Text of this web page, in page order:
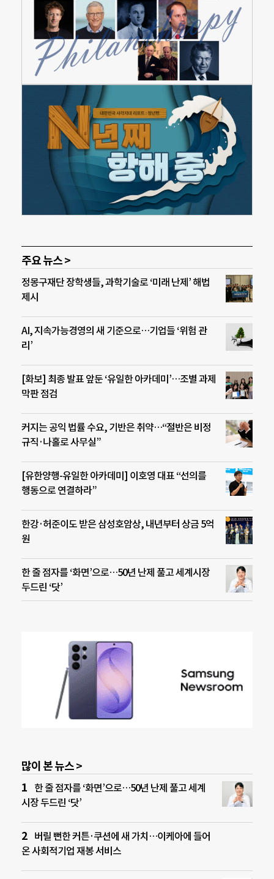
주요 뉴스 >
정몽구재단 장학생들, 과학기술로 ‘미래 난제’ 해법
제시
AI, 지속가능경영의 새 기준으로…기업들 ‘위험 관
리’
[화보] 최종 발표 앞둔 ‘유일한 아카데미’…조별 과제
막판 점검
커지는 공익 법률 수요, 기반은 취약…“절반은 비정
규직·나홀로 사무실”
[유한양행-유일한 아카데미] 이호영 대표 “선의를
행동으로 연결하라”
한강·허준이도 받은 삼성호암상, 내년부터 상금 5억
원
한 줄 점자를 ‘화면’으로…50년 난제 풀고 세계시장
두드린 ‘닷’
많이 본 뉴스 >
한 줄 점자를 ‘화면’으로…50년 난제 풀고 세계
시장 두드린 ‘닷’
버릴 뻔한 커튼·쿠션에 새 가치…이케아에 들어
온 사회적기업 재봉 서비스